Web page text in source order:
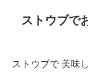
ストウブで
ストウブで 美味